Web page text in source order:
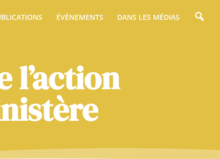
ÉVÈNEMENTS DANS LES MÉDIAS
l’action